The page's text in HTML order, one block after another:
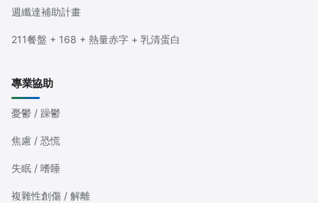
週纖達補助計畫
211餐盤 + 168 + 熱量赤字 + 乳清蛋白
專業協助
憂鬱 / 躁鬱
焦慮 / 恐慌
失眠 / 嗜睡
複雜性創傷 / 解離